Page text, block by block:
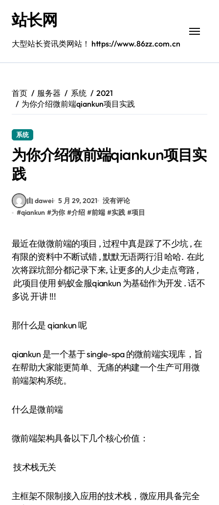
站长网
大型站长资讯类网站！ https://www.86zz.com.cn
首页 服务器 系统
2021
为你介绍微前端qiankun项目实践
系统
为你介绍微前端qiankun项目实
践
由 dawei 5 月 29, 2021 没有评论
#qiankun #为你 #介绍 #前端 #实践 #项目
最近在做微前端的项目 , 过程中真是踩了不少坑 , 在
有限的资料中不断试错 , 默默无语两行泪 哈哈. 在此
次将踩坑部分都记录下来, 让更多的人少走点弯路 ,
此项目使用 蚂蚁金服qiankun 为基础作为开发 . 话不
多说 开讲 !!!
那什么是 qiankun 呢
qiankun 是一个基于 single-spa 的微前端实现库，旨
在帮助大家能更简单、无痛的构建一个生产可用微
前端架构系统。
什么是微前端
微前端架构具备以下几个核心价值：
技术栈无关
主框架不限制接入应用的技术栈，微应用具备完全